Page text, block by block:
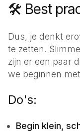
🛠 Best
Dus, je denkt
te zetten.
zijn er een paar
we beginnen
Do's:
Begin klein,